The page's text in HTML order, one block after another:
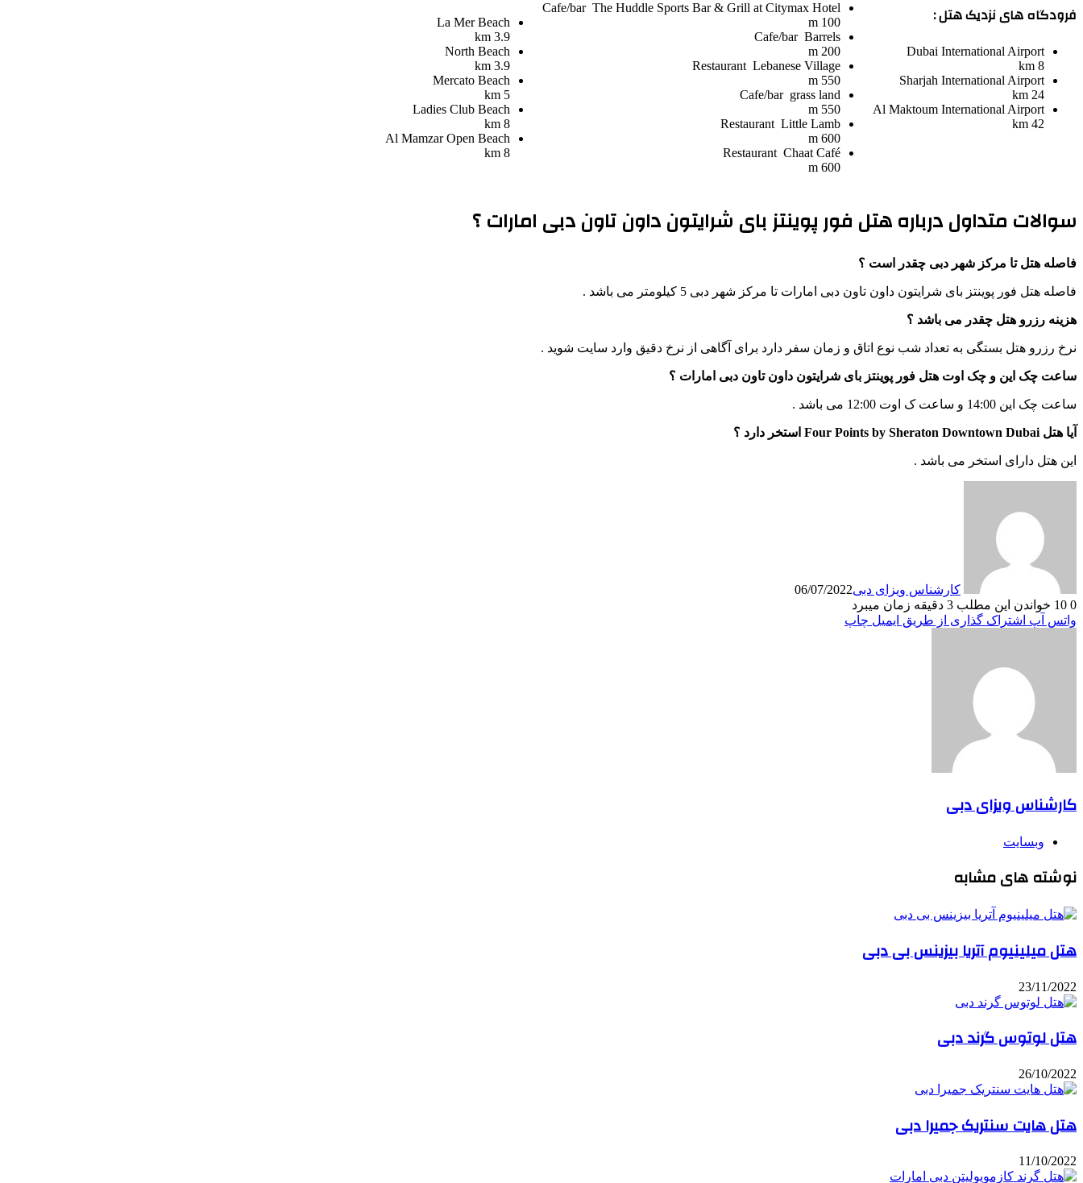
فرودگاه های نزدیک هتل :
Dubai International Airport
8 km
Sharjah International Airport
24 km
Al Maktoum International Airport
42 km
Cafe/bar The Huddle Sports Bar & Grill at Citymax Hotel
100 m
Cafe/bar Barrels
200 m
Restaurant Lebanese Village
550 m
Cafe/bar grass land
550 m
Restaurant Little Lamb
600 m
Restaurant Chaat Café
600 m
La Mer Beach
3.9 km
North Beach
3.9 km
Mercato Beach
5 km
Ladies Club Beach
8 km
Al Mamzar Open Beach
8 km
سوالات متداول درباره هتل فور پوینتز بای شرایتون داون تاون دبی امارات ؟
فاصله هتل تا مرکز شهر دبی چقدر است ؟
فاصله هتل فور پوینتز بای شرایتون داون تاون دبی امارات تا مرکز شهر دبی 5 کیلومتر می باشد .
هزینه رزرو هتل چقدر می باشد ؟
نرخ رزرو هتل بستگی به تعداد شب نوع اتاق و زمان سفر دارد برای آگاهی از نرخ دقیق وارد سایت شوید .
ساعت چک این و چک اوت هتل فور پوینتز بای شرایتون داون تاون دبی امارات ؟
ساعت چک این 14:00 و ساعت ک اوت 12:00 می باشد .
آیا هتل Four Points by Sheraton Downtown Dubai استخر دارد ؟
این هتل دارای استخر می باشد .
کارشناس ویزای دبی06/07/2022
0
خواندن این مطلب 3 دقیقه زمان میبرد
واتس آپ اشتراک گذاری از طریق ایمیل چاپ
کارشناس ویزای دبی
وبسایت
نوشته های مشابه
هتل میلینیوم آتریا بیزینس بی دبی
23/11/2022
هتل لوتوس گرند دبی
26/10/2022
هتل هایت سنتریک جمیرا دبی
11/10/2022